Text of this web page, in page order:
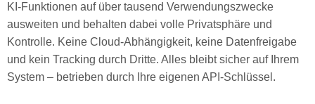
KI-Funktionen auf über tausend Verwendungszwecke
ausweiten und behalten dabei volle Privatsphäre und
Kontrolle. Keine Cloud-Abhängigkeit, keine Datenfreigabe
und kein Tracking durch Dritte. Alles bleibt sicher auf Ihrem
System – betrieben durch Ihre eigenen API-Schlüssel.